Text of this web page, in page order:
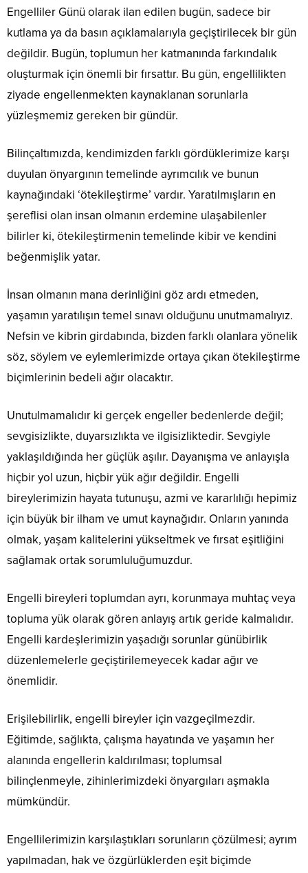
Engelliler Günü olarak ilan edilen bugün, sadece bir
kutlama ya da basın açıklamalarıyla geçiştirilecek bir gün
değildir. Bugün, toplumun her katmanında farkındalık
oluşturmak için önemli bir fırsattır. Bu gün, engellilikten
ziyade engellenmekten kaynaklanan sorunlarla
yüzleşmemiz gereken bir gündür.
Bilinçaltımızda, kendimizden farklı gördüklerimize karşı
duyulan önyargının temelinde ayrımcılık ve bunun
kaynağındaki ‘ötekileştirme’ vardır. Yaratılmışların en
şereflisi olan insan olmanın erdemine ulaşabilenler
bilirler ki, ötekileştirmenin temelinde kibir ve kendini
beğenmişlik yatar.
İnsan olmanın mana derinliğini göz ardı etmeden,
yaşamın yaratılışın temel sınavı olduğunu unutmamalıyız.
Nefsin ve kibrin girdabında, bizden farklı olanlara yönelik
söz, söylem ve eylemlerimizde ortaya çıkan ötekileştirme
biçimlerinin bedeli ağır olacaktır.
Unutulmamalıdır ki gerçek engeller bedenlerde değil;
sevgisizlikte, duyarsızlıkta ve ilgisizliktedir. Sevgiyle
yaklaşıldığında her güçlük aşılır. Dayanışma ve anlayışla
hiçbir yol uzun, hiçbir yük ağır değildir. Engelli
bireylerimizin hayata tutunuşu, azmi ve kararlılığı hepimiz
için büyük bir ilham ve umut kaynağıdır. Onların yanında
olmak, yaşam kalitelerini yükseltmek ve fırsat eşitliğini
sağlamak ortak sorumluluğumuzdur.
Engelli bireyleri toplumdan ayrı, korunmaya muhtaç veya
topluma yük olarak gören anlayış artık geride kalmalıdır.
Engelli kardeşlerimizin yaşadığı sorunlar günübirlik
düzenlemelerle geçiştirilemeyecek kadar ağır ve
önemlidir.
Erişilebilirlik, engelli bireyler için vazgeçilmezdir.
Eğitimde, sağlıkta, çalışma hayatında ve yaşamın her
alanında engellerin kaldırılması; toplumsal
bilinçlenmeyle, zihinlerimizdeki önyargıları aşmakla
mümkündür.
Engellilerimizin karşılaştıkları sorunların çözülmesi; ayrım
yapılmadan, hak ve özgürlüklerden eşit biçimde